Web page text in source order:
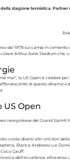
stagione tennistica.
dal 1978 sui campi in
Arthur Ashe Stadium che,
mai”, lo US Open è celebre
di questo dinamico
US Open
newyorkese del Grand
conta diversi altri vincitori
Bianca Andreescu e
Gauff.
dell'eccellenza attraverso